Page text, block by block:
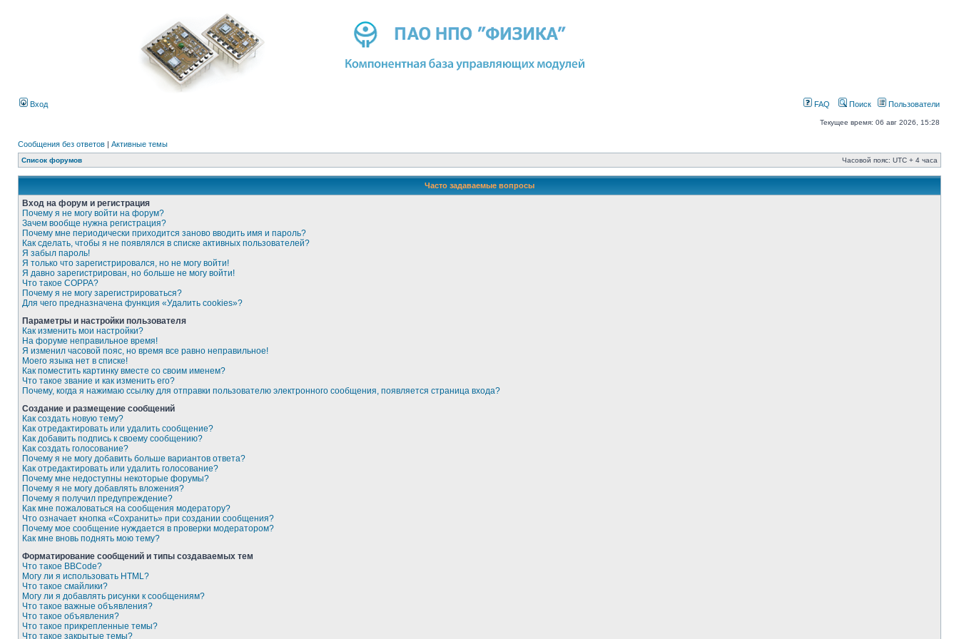
Вход FAQ Поиск Пользователи
Текущее время: 06 авг 2026, 15:28
Сообщения без ответов | Активные темы
Список форумов Часовой пояс: UTC + 4 часа
Часто задаваемые вопросы
Вход на форум и регистрация
Почему я не могу войти на форум?
Зачем вообще нужна регистрация?
Почему мне периодически приходится заново вводить имя и пароль?
Как сделать, чтобы я не появлялся в списке активных пользователей?
Я забыл пароль!
Я только что зарегистрировался, но не могу войти!
Я давно зарегистрирован, но больше не могу войти!
Что такое COPPA?
Почему я не могу зарегистрироваться?
Для чего предназначена функция «Удалить cookies»?
Параметры и настройки пользователя
Как изменить мои настройки?
На форуме неправильное время!
Я изменил часовой пояс, но время все равно неправильное!
Моего языка нет в списке!
Как поместить картинку вместе со своим именем?
Что такое звание и как изменить его?
Почему, когда я нажимаю ссылку для отправки пользователю электронного сообщения, появляется страница входа?
Создание и размещение сообщений
Как создать новую тему?
Как отредактировать или удалить сообщение?
Как добавить подпись к своему сообщению?
Как создать голосование?
Почему я не могу добавить больше вариантов ответа?
Как отредактировать или удалить голосование?
Почему мне недоступны некоторые форумы?
Почему я не могу добавлять вложения?
Почему я получил предупреждение?
Как мне пожаловаться на сообщения модератору?
Что означает кнопка «Сохранить» при создании сообщения?
Почему мое сообщение нуждается в проверки модератором?
Как мне вновь поднять мою тему?
Форматирование сообщений и типы создаваемых тем
Что такое BBCode?
Могу ли я использовать HTML?
Что такое смайлики?
Могу ли я добавлять рисунки к сообщениям?
Что такое важные объявления?
Что такое объявления?
Что такое прикрепленные темы?
Что такое закрытые темы?